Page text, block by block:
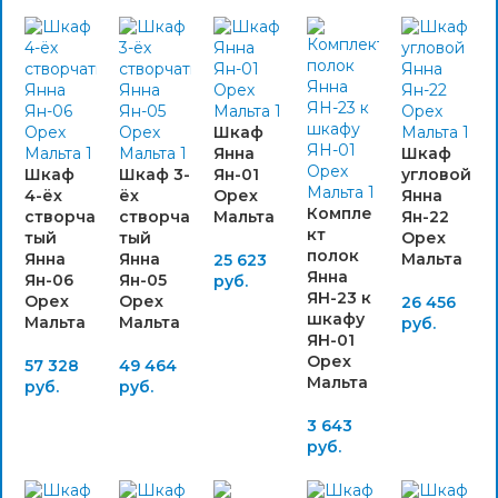
Шкаф
4-ёх
створча
тый
Янна
Ян-06
Орех
Мальта
57 328
руб.
Шкаф 3-
ёх
створча
тый
Янна
Ян-05
Орех
Мальта
49 464
руб.
Шкаф
Янна
Ян-01
Орех
Мальта
25 623
руб.
Компле
кт
полок
Янна
ЯН-23 к
шкафу
ЯН-01
Орех
Мальта
3 643
руб.
Шкаф
угловой
Янна
Ян-22
Орех
Мальта
26 456
руб.